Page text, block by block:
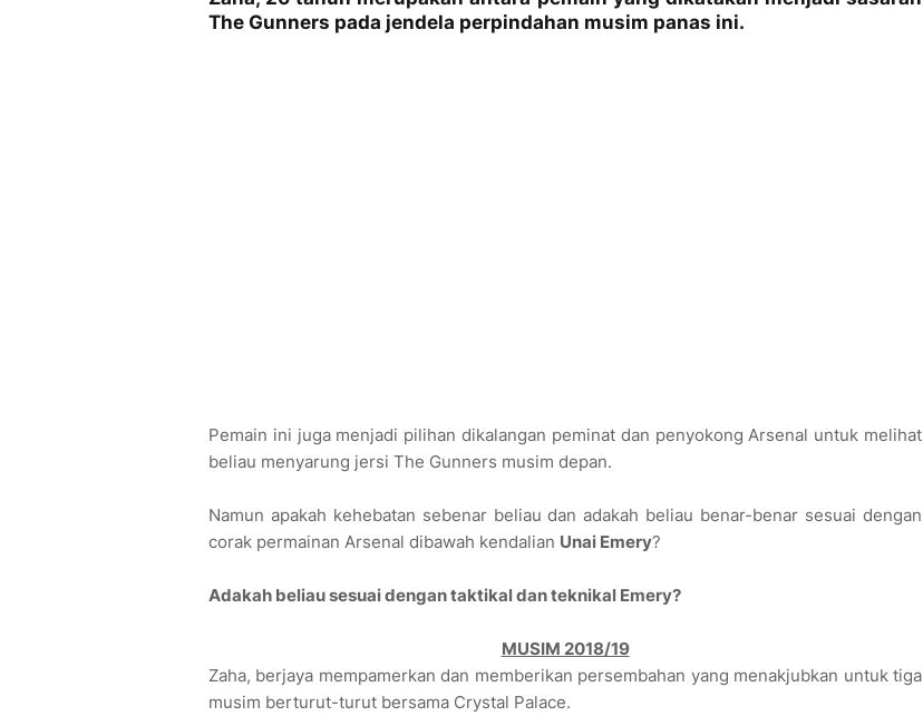
The Gunners pada jendela perpindahan musim panas ini.
Pemain ini juga menjadi pilihan dikalangan peminat dan penyokong Arsenal untuk melihat
beliau menyarung jersi The Gunners musim depan.
Namun apakah kehebatan sebenar beliau dan adakah beliau benar-benar sesuai dengan
corak permainan Arsenal dibawah kendalian Unai Emery?
Adakah beliau sesuai dengan taktikal dan teknikal Emery?
MUSIM 2018/19
Zaha, berjaya mempamerkan dan memberikan persembahan yang menakjubkan untuk tiga
musim berturut-turut bersama Crystal Palace.